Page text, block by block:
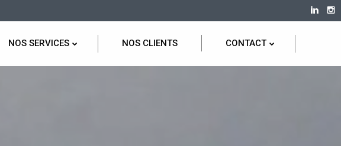
NOS SERVICES NOS CLIENTS CONTACT